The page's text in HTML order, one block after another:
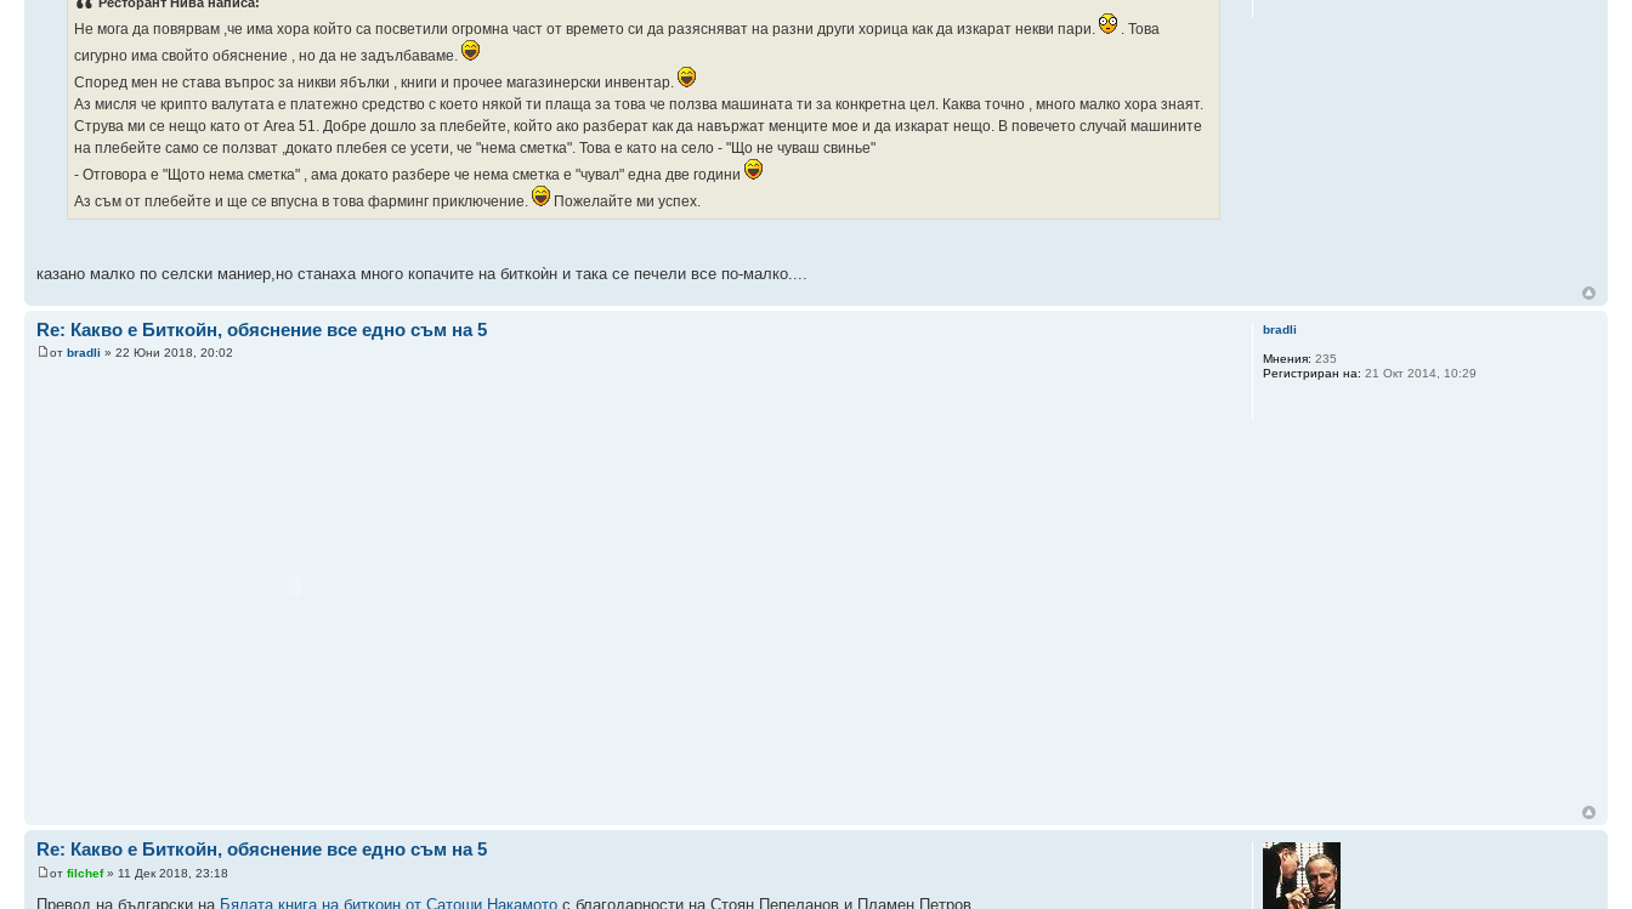
Не мога да повярвам ,че има хора който са посветили огромна част от времето си да разясняват на разни други хорица как да изкарат некви пари.
. Това
сигурно има свойто обяснение , но да не задълбаваме.
Според мен не става въпрос за никви ябълки , книги и прочее магазинерски инвентар.
Аз мисля че крипто валутата е платежно средство с което някой ти плаща за това че ползва машината ти за конкретна цел. Каква точно , много малко хора знаят.
Струва ми се нещо като от Area 51. Добре дошло за плебейте, който ако разберат как да навържат менците мое и да изкарат нещо. В повечето случай машините
на плебейте само се ползват ,докато плебея се усети, че "нема сметка". Това е като на село - "Що не чуваш свинье"
- Отговора е "Щото нема сметка" , ама докато разбере че нема сметка е "чувал" една две години
Аз съм от плебейте и ще се впусна в това фарминг приключение.
Пожелайте ми успех.
казано малко по селски маниер,но станаха много копачите на биткоѝн и така се печели все по-малко....
Re: Какво е Биткойн, обяснение все едно съм на 5
от bradli » 22 Юни 2018, 20:02
bradli
Мнения: 235
Регистриран на: 21 Окт 2014, 10:29
Re: Какво е Биткойн, обяснение все едно съм на 5
от filchef» 11 Дек 2018, 23:18
Превод на български на Бялата книга на биткоин от Сатоши Накамото с благодарности на Стоян Пепеланов и Пламен Петров.